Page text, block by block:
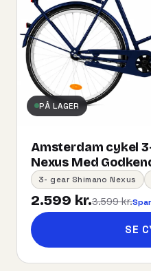
PÅ LAGER
Amsterdam cykel
Nexus Med
3- gear Shimano Nexus
2.599 kr.3.599 kr.
SE